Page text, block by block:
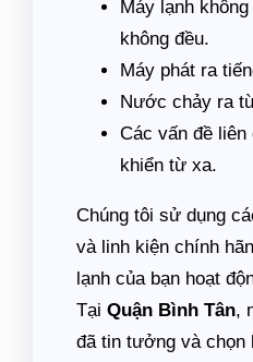
Máy lạnh
không đều.
Máy phát ra
Nước chảy ra
Các vấn đề liên
khiển từ xa.
Chúng tôi sử dụng
và linh kiện chính
lạnh của bạn hoạt
Tại Quận Bình Tân,
đã tin tưởng và chọn